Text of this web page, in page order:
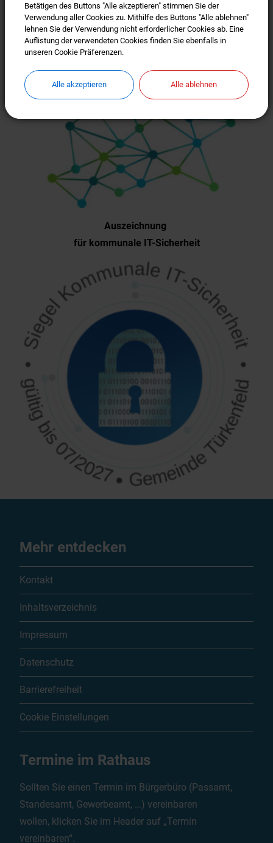
Auszeichnung
für kommunale IT-Sicherheit
Mehr entdecken
Kontakt
Inhaltsverzeichnis
Impressum
Datenschutz
Barrierefreiheit
Cookie Einstellungen
Termine im Rathaus
Sollten Sie einen Termin im Bürgerbüro (Passamt,
Standesamt, Gewerbeamt, …) vereinbaren
wollen, klicken Sie im Header auf „Termin
vereinbaren“.
Betätigen des Buttons "Alle akzeptieren" stimmen Sie der
Verwendung aller Cookies zu. Mithilfe des Buttons "Alle ablehnen"
lehnen Sie der Verwendung nicht erforderlicher Cookies ab. Eine
Auflistung der verwendeten Cookies finden Sie ebenfalls in
unseren Cookie Präferenzen.
Alle akzeptieren Alle ablehnen
Betätigen des Buttons "Alle akzeptieren" stimmen Sie der
Verwendung aller Cookies zu. Mithilfe des Buttons "Alle ablehnen"
lehnen Sie der Verwendung nicht erforderlicher Cookies ab. Eine
Auflistung der verwendeten Cookies finden Sie ebenfalls in
unseren Cookie Präferenzen.
Alle akzeptieren Alle ablehnen